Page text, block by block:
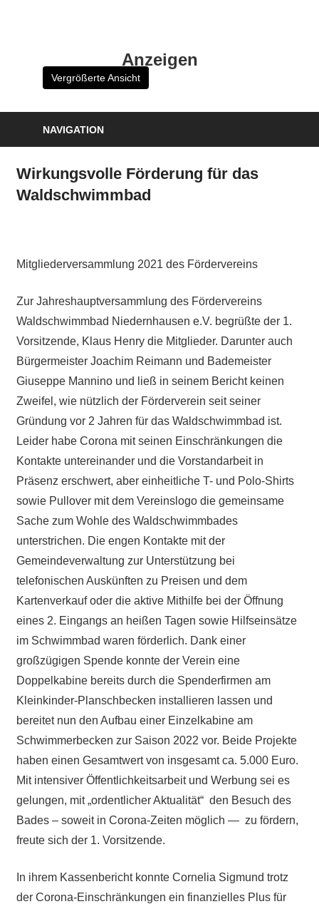
Anzeigen
Vergrößerte Ansicht
NAVIGATION
Wirkungsvolle Förderung für das
Waldschwimmbad
Mitgliederversammlung 2021 des Fördervereins
Zur Jahreshauptversammlung des Fördervereins
Waldschwimmbad Niedernhausen e.V. begrüßte der 1.
Vorsitzende, Klaus Henry die Mitglieder. Darunter auch
Bürgermeister Joachim Reimann und Bademeister
Giuseppe Mannino und ließ in seinem Bericht keinen
Zweifel, wie nützlich der Förderverein seit seiner
Gründung vor 2 Jahren für das Waldschwimmbad ist.
Leider habe Corona mit seinen Einschränkungen die
Kontakte untereinander und die Vorstandarbeit in
Präsenz erschwert, aber einheitliche T- und Polo-Shirts
sowie Pullover mit dem Vereinslogo die gemeinsame
Sache zum Wohle des Waldschwimmbades
unterstrichen. Die engen Kontakte mit der
Gemeindeverwaltung zur Unterstützung bei
telefonischen Auskünften zu Preisen und dem
Kartenverkauf oder die aktive Mithilfe bei der Öffnung
eines 2. Eingangs an heißen Tagen sowie Hilfseinsätze
im Schwimmbad waren förderlich. Dank einer
großzügigen Spende konnte der Verein eine
Doppelkabine bereits durch die Spenderfirmen am
Kleinkinder-Planschbecken installieren lassen und
bereitet nun den Aufbau einer Einzelkabine am
Schwimmerbecken zur Saison 2022 vor. Beide Projekte
haben einen Gesamtwert von insgesamt ca. 5.000 Euro.
Mit intensiver Öffentlichkeitsarbeit und Werbung sei es
gelungen, mit „ordentlicher Aktualität“ den Besuch des
Bades – soweit in Corona-Zeiten möglich — zu fördern,
freute sich der 1. Vorsitzende.
In ihrem Kassenbericht konnte Cornelia Sigmund trotz
der Corona-Einschränkungen ein finanzielles Plus für